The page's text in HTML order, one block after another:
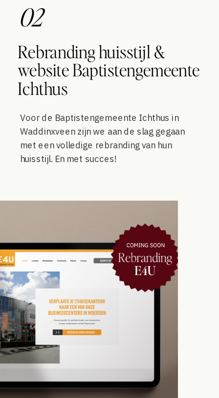
02
Rebranding huisstijl &
website Baptistengemeente
Ichthus
Voor de Baptistengemeente Ichthus in
Waddinxveen zijn we aan de slag gegaan
met een volledige rebranding van hun
huisstijl. En met succes!